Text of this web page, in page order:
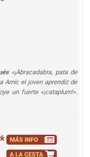
«¡Abracadabra, pata de
Amir, el joven aprendiz de
un fuerte «¡cataplum!».